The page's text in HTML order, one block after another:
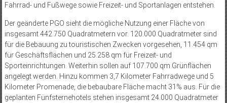
Fahrrad- und Fußwege sowie Freizeit- und Sportanlagen entstehen.
Der geänderte PGO sieht die mögliche Nutzung einer Fläche von
insgesamt 442.750 Quadratmetern vor. 120.000 Quadratmeter sind
für die Bebauung zu touristischen Zwecken vorgesehen, 11.454 qm
für Geschäftsflächen und 25.258 qm für Freizeit- und
Sporteinrichtungen. Weiterhin sollen auf 107.700 qm Grünflächen
angelegt werden. Hinzu kommen 3,7 Kilometer Fahrradwege und 5
Kilometer Promenade, die bebaubare Fläche macht 31% aus. Für die
geplanten Fünfsternehotels stehen insgesamt 24.000 Quadratmeter